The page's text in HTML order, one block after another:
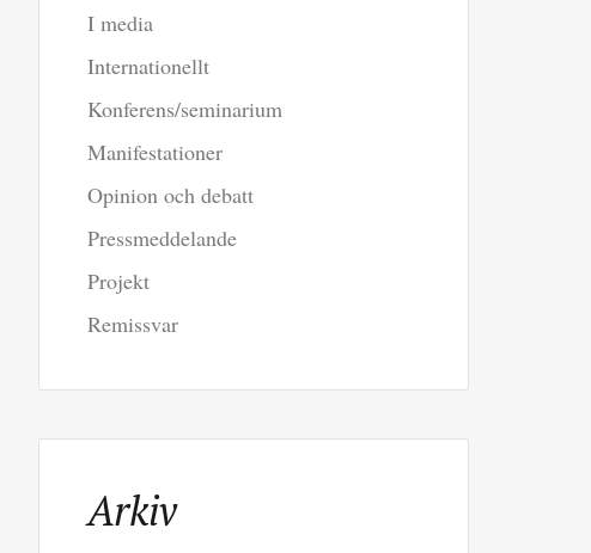
I media
Internationellt
Konferens/seminarium
Manifestationer
Opinion och debatt
Pressmeddelande
Projekt
Remissvar
Arkiv